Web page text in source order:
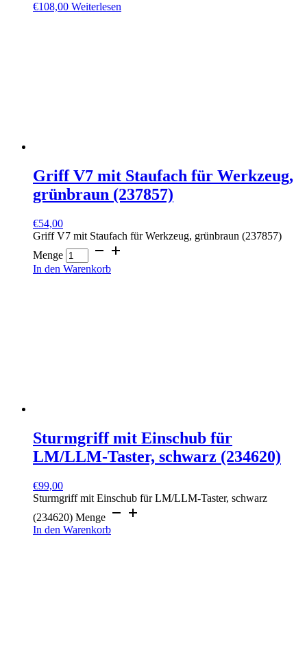
€108,00 Weiterlesen
Griff V7 mit Staufach für Werkzeug,
grünbraun (237857)
€54,00
Griff V7 mit Staufach für Werkzeug, grünbraun (237857)
Menge
In den Warenkorb
Sturmgriff mit Einschub für
LM/LLM-Taster, schwarz (234620)
€99,00
Sturmgriff mit Einschub für LM/LLM-Taster, schwarz
(234620) Menge
In den Warenkorb